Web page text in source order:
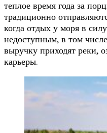
теплое время года за
традиционно
когда отдых у моря в
недоступным, в том
выручку приходят реки,
карьеры.